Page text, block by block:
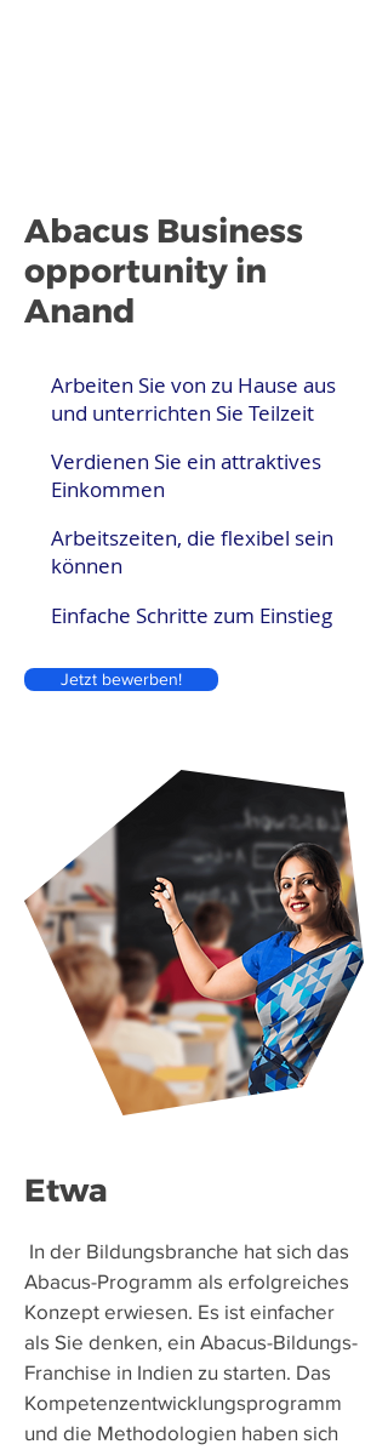
Abacus Business
opportunity in
Anand
Arbeiten Sie von zu Hause aus
und unterrichten Sie Teilzeit
Verdienen Sie ein attraktives
Einkommen
Arbeitszeiten, die flexibel sein
können
Einfache Schritte zum Einstieg
Jetzt bewerben!
Etwa
In der Bildungsbranche hat sich das
Abacus-Programm als erfolgreiches
Konzept erwiesen. Es ist einfacher
als Sie denken, ein Abacus-Bildungs-
Franchise in Indien zu starten. Das
Kompetenzentwicklungsprogramm
und die Methodologien haben sich